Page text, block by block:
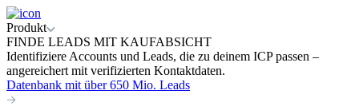
Produkt
FINDE LEADS MIT KAUFABSICHT
Identifiziere Accounts und Leads, die zu deinem ICP passen –
angereichert mit verifizierten Kontaktdaten.
Datenbank mit über 650 Mio. Leads